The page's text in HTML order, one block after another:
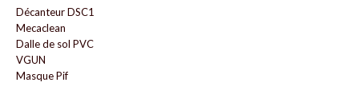
Décanteur DSC1
Mecaclean
Dalle de sol PVC
VGUN
Masque Pif